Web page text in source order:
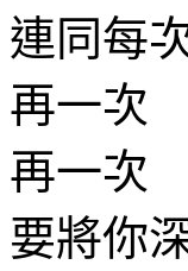
連同每
再一次
再一次
要將你